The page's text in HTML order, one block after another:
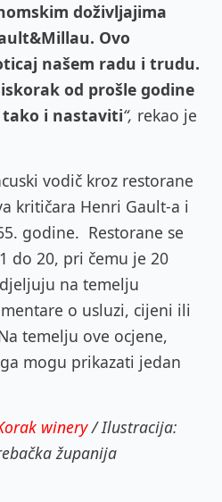
doživljajima
Ovo
našem radu i trudu.
od prošle godine
tako i nastaviti“, rekao je
vodič kroz restorane
kritičara Henri Gault-a i
godine. Restorane se
do 20, pri čemu je 20
na temelju
o usluzi, cijeni ili
temelju ove ocjene,
mogu prikazati jedan
winery/ Ilustracija:
županija